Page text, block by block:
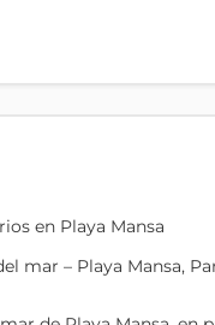
en Playa Mansa
mar – Playa Mansa,